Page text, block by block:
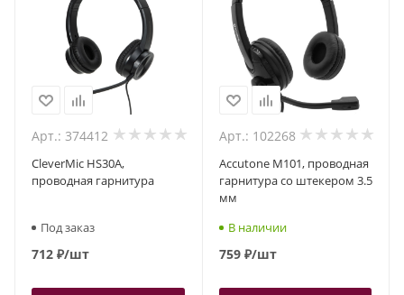
Арт.: 374412
CleverMic HS30A,
проводная гарнитура
Под заказ
712 ₽/шт
Арт.: 102268
Accutone M101, проводная
гарнитура со штекером 3.5
мм
В наличии
759₽/шт